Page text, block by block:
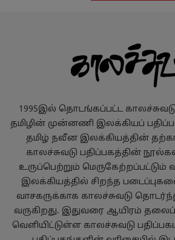
1995இல் தொடங்கப்பட்ட
தமிழின் முன்னணி இலக்கியப்
தமிழ் நவீன இலக்கியத்தின்
காலச்சுவடு பதிப்பகத்தின்
உருப்பெற்றும்
இலக்கியத்தில் சிறந்த
வாசகருக்காக காலச்சுவடு
வருகிறது. இதுவரை ஆயிரம்
வெளியிட்டுள்ள காலச்சுவடு